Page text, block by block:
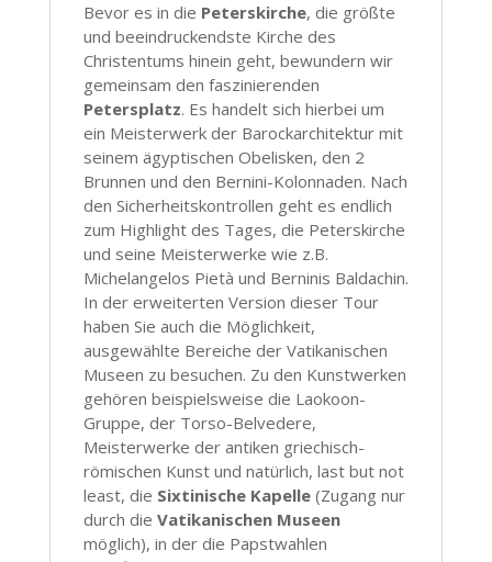
Bevor es in die Peterskirche, die größte
und beeindruckendste Kirche des
Christentums hinein geht, bewundern wir
gemeinsam den faszinierenden
Petersplatz. Es handelt sich hierbei um
ein Meisterwerk der Barockarchitektur mit
seinem ägyptischen Obelisken, den 2
Brunnen und den Bernini-Kolonnaden. Nach
den Sicherheitskontrollen geht es endlich
zum Highlight des Tages, die Peterskirche
und seine Meisterwerke wie z.B.
Michelangelos Pietà und Berninis Baldachin.
In der erweiterten Version dieser Tour
haben Sie auch die Möglichkeit,
ausgewählte Bereiche der Vatikanischen
Museen zu besuchen. Zu den Kunstwerken
gehören beispielsweise die Laokoon-
Gruppe, der Torso-Belvedere,
Meisterwerke der antiken griechisch-
römischen Kunst und natürlich, last but not
least, die Sixtinische Kapelle(Zugang nur
durch die Vatikanischen Museen
möglich), in der die Papstwahlen